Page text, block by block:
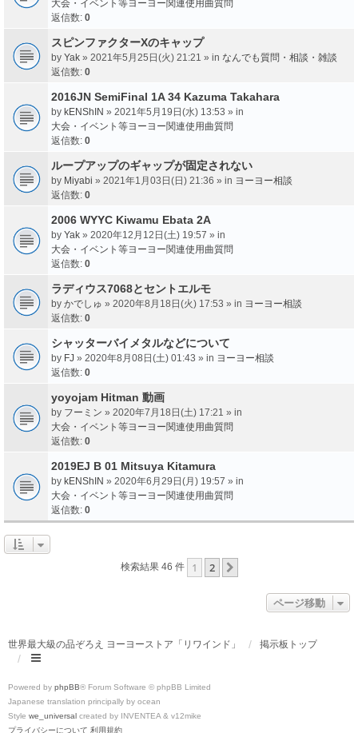
大会・イベント等ヨーヨー関連使用曲質問
返信数: 0
スピンファクターXのキャップ
by Yak » 2021年5月25日(火) 21:21 » in なんでも質問・相談・雑談
返信数: 0
2016JN SemiFinal 1A 34 Kazuma Takahara
by kENShIN » 2021年5月19日(水) 13:53 » in
大会・イベント等ヨーヨー関連使用曲質問
返信数: 0
ループアップのギャップが固定されない
by Miyabi » 2021年1月03日(日) 21:36 » in ヨーヨー相談
返信数: 0
2006 WYYC Kiwamu Ebata 2A
by Yak » 2020年12月12日(土) 19:57 » in
大会・イベント等ヨーヨー関連使用曲質問
返信数: 0
ラディウス7068とセントエルモ
by かでしゅ » 2020年8月18日(火) 17:53 » in ヨーヨー相談
返信数: 0
シャッターバイメタルなどについて
by FJ » 2020年8月08日(土) 01:43 » in ヨーヨー相談
返信数: 0
yoyojam Hitman 動画
by フーミン » 2020年7月18日(土) 17:21 » in
大会・イベント等ヨーヨー関連使用曲質問
返信数: 0
2019EJ B 01 Mitsuya Kitamura
by kENShIN » 2020年6月29日(月) 19:57 » in
大会・イベント等ヨーヨー関連使用曲質問
返信数: 0
検索結果 46 件 1 2
ページ移動
世界最大級の品ぞろえ ヨーヨーストア「リワインド」 掲示板トップ
Powered by phpBB® Forum Software © phpBB Limited
Japanese translation principally by ocean
Style we_universal created by INVENTEA & v12mike
プライバシーについて 利用規約